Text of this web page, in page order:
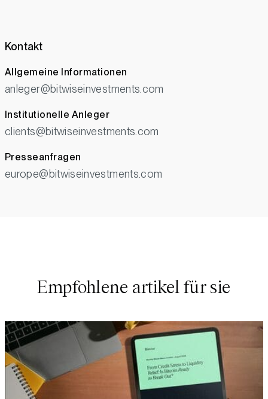
Kontakt
Allgemeine Informationen
anleger@bitwiseinvestments.com
Institutionelle Anleger
clients@bitwiseinvestments.com
Presseanfragen
europe@bitwiseinvestments.com
Empfohlene artikel für sie